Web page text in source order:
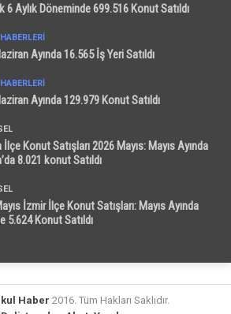
6 Aylık Döneminde 699.516 Konut Satıldı
Ayında 16.565 İş Yeri Satıldı
Ayında 129.979 Konut Satıldı
Konut Satışları 2026 Mayıs: Mayıs Ayında
8.021 konut Satıldı
İzmir İlçe Konut Satışları: Mayıs Ayında
5.624 Konut Satıldı
Haber 2016. Tüm Hakları Saklıdır.